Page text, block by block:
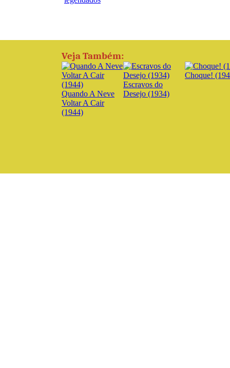
Veja Também:
Quando A Neve
Voltar A Cair
(1944)
Escravos do
Desejo (1934)
Choque!